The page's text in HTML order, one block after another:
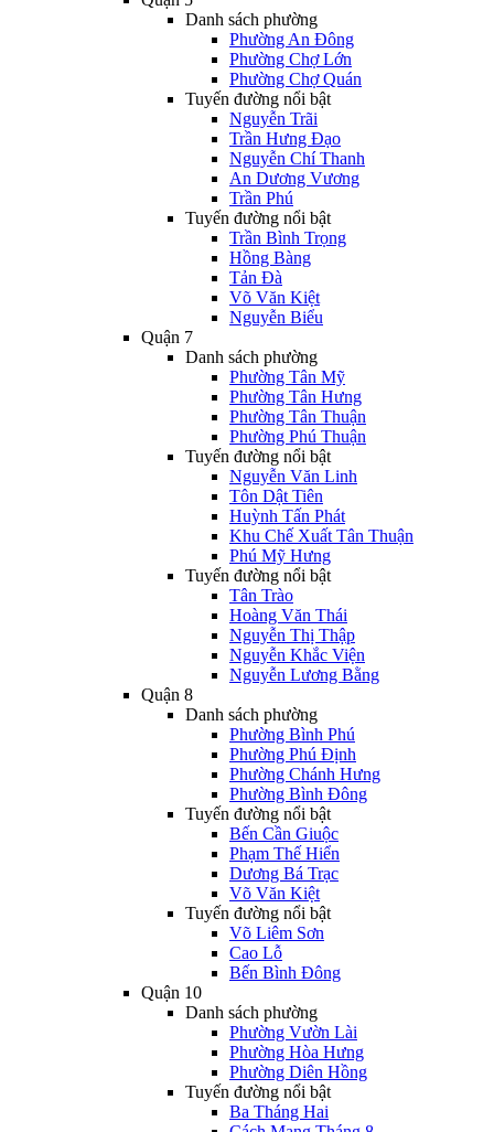
Danh sách phường
Phường An Đông
Phường Chợ Lớn
Phường Chợ Quán
Tuyến đường nổi bật
Nguyễn Trãi
Trần Hưng Đạo
Nguyễn Chí Thanh
An Dương Vương
Trần Phú
Tuyến đường nổi bật
Trần Bình Trọng
Hồng Bàng
Tản Đà
Võ Văn Kiệt
Nguyễn Biểu
Quận 7
Danh sách phường
Phường Tân Mỹ
Phường Tân Hưng
Phường Tân Thuận
Phường Phú Thuận
Tuyến đường nổi bật
Nguyễn Văn Linh
Tôn Dật Tiên
Huỳnh Tấn Phát
Khu Chế Xuất Tân Thuận
Phú Mỹ Hưng
Tuyến đường nổi bật
Tân Trào
Hoàng Văn Thái
Nguyễn Thị Thập
Nguyễn Khắc Viện
Nguyễn Lương Bằng
Quận 8
Danh sách phường
Phường Bình Phú
Phường Phú Định
Phường Chánh Hưng
Phường Bình Đông
Tuyến đường nổi bật
Bến Cần Giuộc
Phạm Thế Hiển
Dương Bá Trạc
Võ Văn Kiệt
Tuyến đường nổi bật
Võ Liêm Sơn
Cao Lỗ
Bến Bình Đông
Quận 10
Danh sách phường
Phường Vườn Lài
Phường Hòa Hưng
Phường Diên Hồng
Tuyến đường nổi bật
Ba Tháng Hai